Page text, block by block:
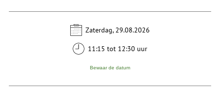
Zaterdag, 29.08.2026
11:15 tot 12:30 uur
Bewaar de datum